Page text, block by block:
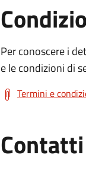
Per conoscere i
e le condizioni di
Termini e
Contatti